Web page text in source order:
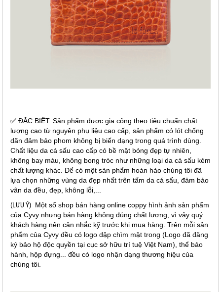
✅ ĐẶC BIỆT: Sản phẩm được gia công theo tiêu chuẩn chất
lượng cao từ nguyên phụ liệu cao cấp, sản phẩm có lót chống
dãn đảm bảo phom không bị biến dạng trong quá trình dùng.
Chất liệu da cá sấu cao cấp có bề mặt bóng đẹp tự nhiên,
không bay màu, không bong tróc như những loại da cá sấu kém
chất lượng khác. Để có một sản phẩm hoàn hảo chúng tôi đã
lựa chọn những vùng da đẹp nhất trên tấm da cá sấu, đảm bảo
vân da đều, đẹp, không lỗi,...
(LƯU Ý) Một số shop bán hàng online coppy hình ảnh sản phẩm
của Cyvy nhưng bán hàng không đúng chất lượng, vì vậy quý
khách hàng nên cân nhắc kỹ trước khi mua hàng. Trên mỗi sản
phẩm của Cyvy đều có logo dập chìm mặt trong (Logo đã đăng
ký bảo hộ độc quyền tại cục sở hữu trí tuệ Việt Nam), thể bảo
hành, hộp đựng... đều có logo nhận dạng thương hiệu của
chúng tôi.